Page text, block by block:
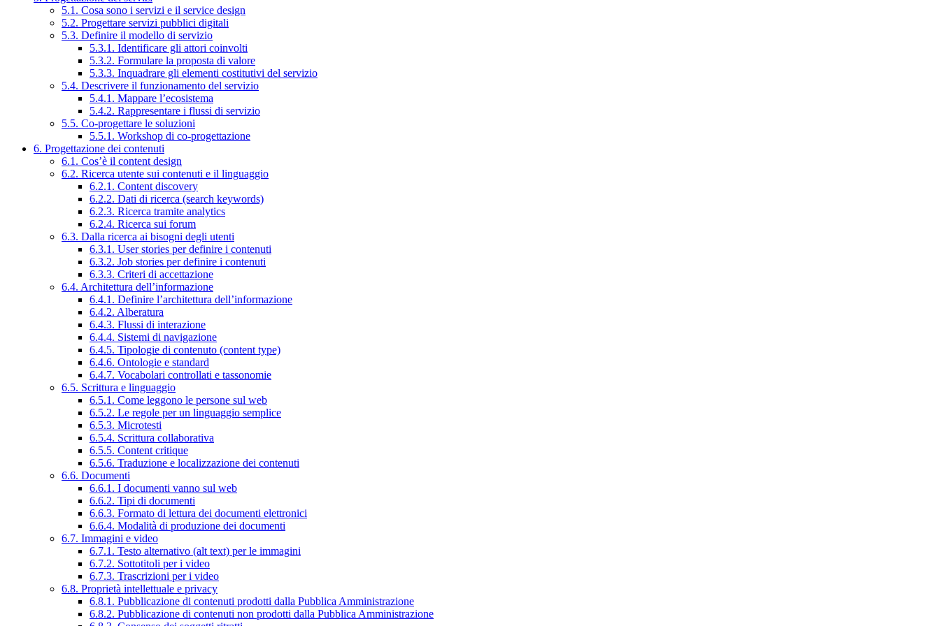
5.1. Cosa sono i servizi e il service design
5.2. Progettare servizi pubblici digitali
5.3. Definire il modello di servizio
5.3.1. Identificare gli attori coinvolti
5.3.2. Formulare la proposta di valore
5.3.3. Inquadrare gli elementi costitutivi del servizio
5.4. Descrivere il funzionamento del servizio
5.4.1. Mappare l’ecosistema
5.4.2. Rappresentare i flussi di servizio
5.5. Co-progettare le soluzioni
5.5.1. Workshop di co-progettazione
6. Progettazione dei contenuti
6.1. Cos’è il content design
6.2. Ricerca utente sui contenuti e il linguaggio
6.2.1. Content discovery
6.2.2. Dati di ricerca (search keywords)
6.2.3. Ricerca tramite analytics
6.2.4. Ricerca sui forum
6.3. Dalla ricerca ai bisogni degli utenti
6.3.1. User stories per definire i contenuti
6.3.2. Job stories per definire i contenuti
6.3.3. Criteri di accettazione
6.4. Architettura dell’informazione
6.4.1. Definire l’architettura dell’informazione
6.4.2. Alberatura
6.4.3. Flussi di interazione
6.4.4. Sistemi di navigazione
6.4.5. Tipologie di contenuto (content type)
6.4.6. Ontologie e standard
6.4.7. Vocabolari controllati e tassonomie
6.5. Scrittura e linguaggio
6.5.1. Come leggono le persone sul web
6.5.2. Le regole per un linguaggio semplice
6.5.3. Microtesti
6.5.4. Scrittura collaborativa
6.5.5. Content critique
6.5.6. Traduzione e localizzazione dei contenuti
6.6. Documenti
6.6.1. I documenti vanno sul web
6.6.2. Tipi di documenti
6.6.3. Formato di lettura dei documenti elettronici
6.6.4. Modalità di produzione dei documenti
6.7. Immagini e video
6.7.1. Testo alternativo (alt text) per le immagini
6.7.2. Sottotitoli per i video
6.7.3. Trascrizioni per i video
6.8. Proprietà intellettuale e privacy
6.8.1. Pubblicazione di contenuti prodotti dalla Pubblica Amministrazione
6.8.2. Pubblicazione di contenuti non prodotti dalla Pubblica Amministrazione